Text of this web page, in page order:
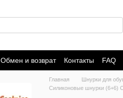
Обмен и возврат Контакты FAQ
Главная Шнурки для
Силиконовые шнурки (6+6)